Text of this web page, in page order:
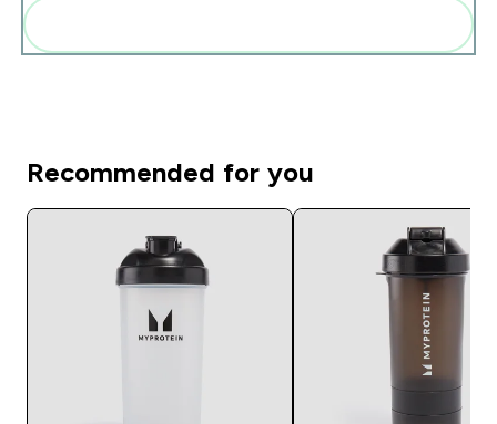
Recommended for you